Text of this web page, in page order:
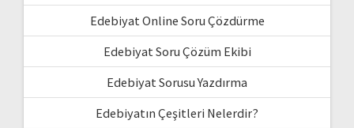
Edebiyat Online Soru Çözdürme
Edebiyat Soru Çözüm Ekibi
Edebiyat Sorusu Yazdırma
Edebiyatın Çeşitleri Nelerdir?